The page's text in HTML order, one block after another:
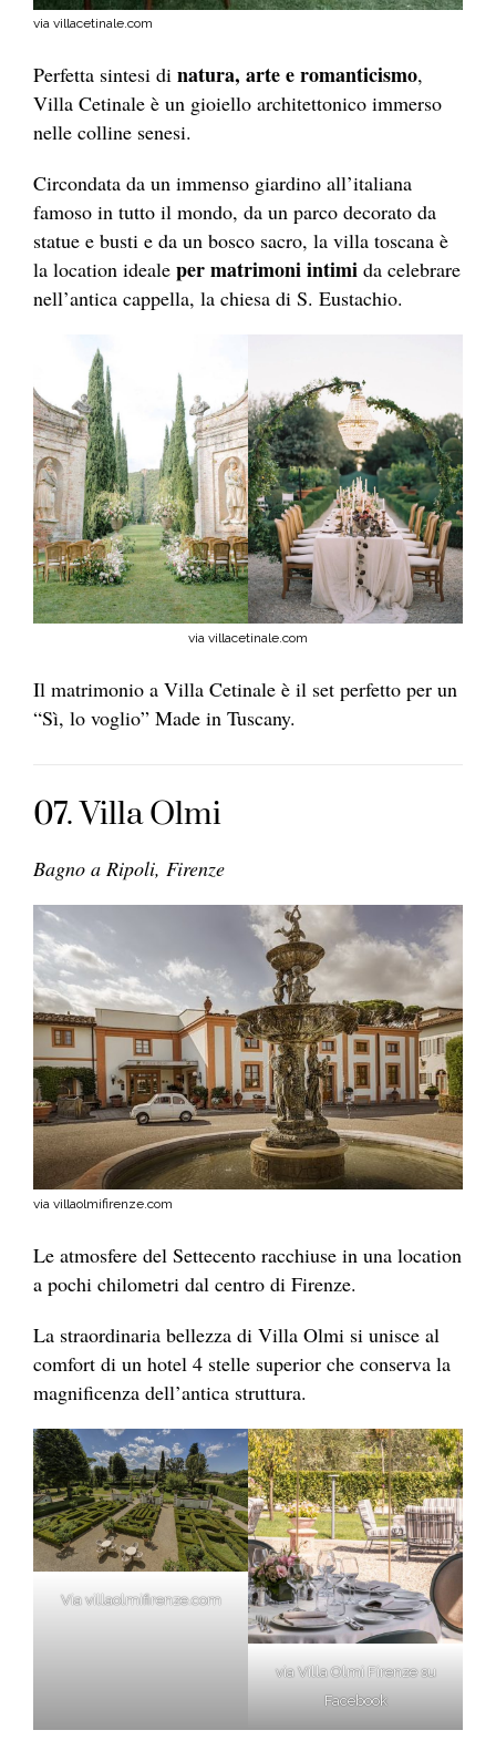
via villacetinale.com
Perfetta sintesi di natura, arte e romanticismo,
Villa Cetinale è un gioiello architettonico immerso
nelle colline senesi.
Circondata da un immenso giardino all’italiana
famoso in tutto il mondo, da un parco decorato da
statue e busti e da un bosco sacro, la villa toscana è
la location ideale per matrimoni intimi da celebrare
nell’antica cappella, la chiesa di S. Eustachio.
via villacetinale.com
Il matrimonio a Villa Cetinale è il set perfetto per un
“Sì, lo voglio” Made in Tuscany.
07. Villa Olmi
Bagno a Ripoli, Firenze
via villaolmifirenze.com
Le atmosfere del Settecento racchiuse in una location
a pochi chilometri dal centro di Firenze.
La straordinaria bellezza di Villa Olmi si unisce al
comfort di un hotel 4 stelle superior che conserva la
magnificenza dell’antica struttura.
Via villaolmifirenze.com
via Villa Olmi Firenze su
Facebook